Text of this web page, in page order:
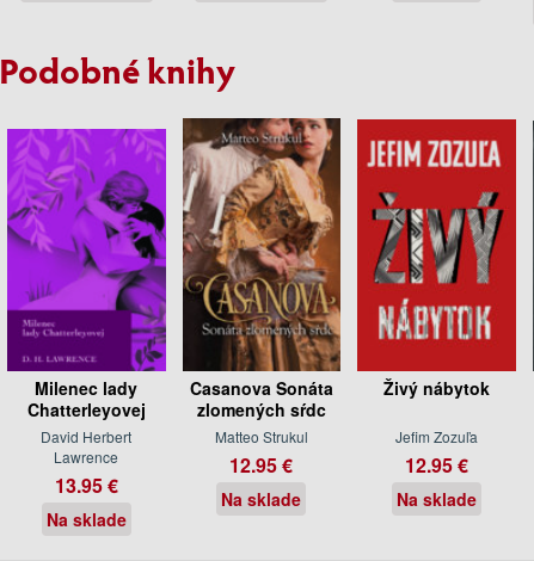
Podobné knihy
Milenec lady
Chatterleyovej
David Herbert
Lawrence
13.95 €
Na sklade
Casanova Sonáta
zlomených sŕdc
Matteo Strukul
12.95 €
Na sklade
Živý nábytok
Jefim Zozuľa
12.95 €
Na sklade